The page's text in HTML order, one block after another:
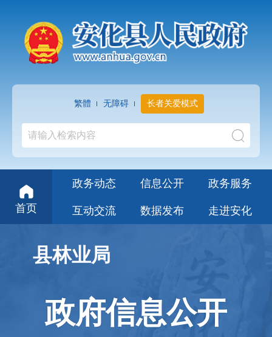
繁體 无障碍 长者关爱模式
首页
政务动态 信息公开 政务服务
互动交流 数据发布 走进安化
县林业局
政府信息公开